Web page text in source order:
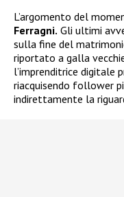
L’argomento del
Ferragni. Gli ultimi
sulla fine del
riportato a galla
l’imprenditrice digitale
riacquisendo follower
indirettamente la